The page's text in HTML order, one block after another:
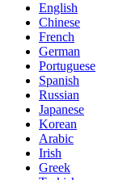
English
Chinese
French
German
Portuguese
Spanish
Russian
Japanese
Korean
Arabic
Irish
Greek